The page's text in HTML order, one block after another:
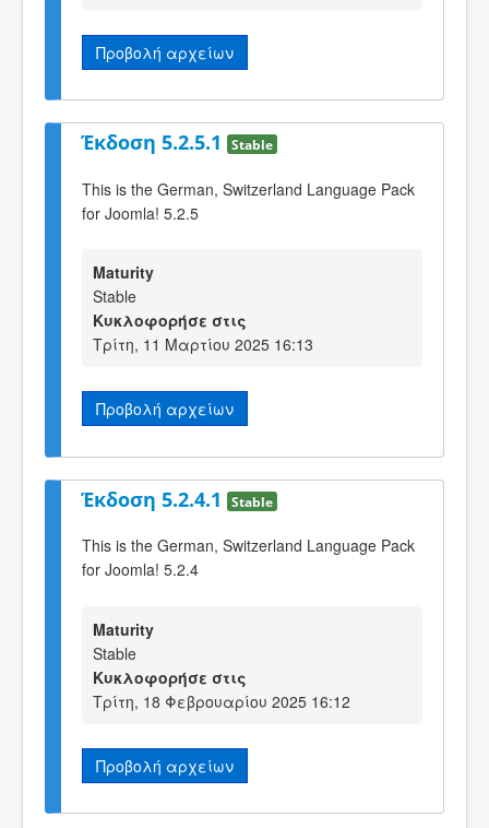
Προβολή αρχείων
Έκδοση 5.2.5.1 Stable
This is the German, Switzerland Language Pack
for Joomla! 5.2.5
Maturity
Stable
Κυκλοφορήσε στις
Τρίτη, 11 Μαρτίου 2025 16:13
Προβολή αρχείων
Έκδοση 5.2.4.1 Stable
This is the German, Switzerland Language Pack
for Joomla! 5.2.4
Maturity
Stable
Κυκλοφορήσε στις
Τρίτη, 18 Φεβρουαρίου 2025 16:12
Προβολή αρχείων